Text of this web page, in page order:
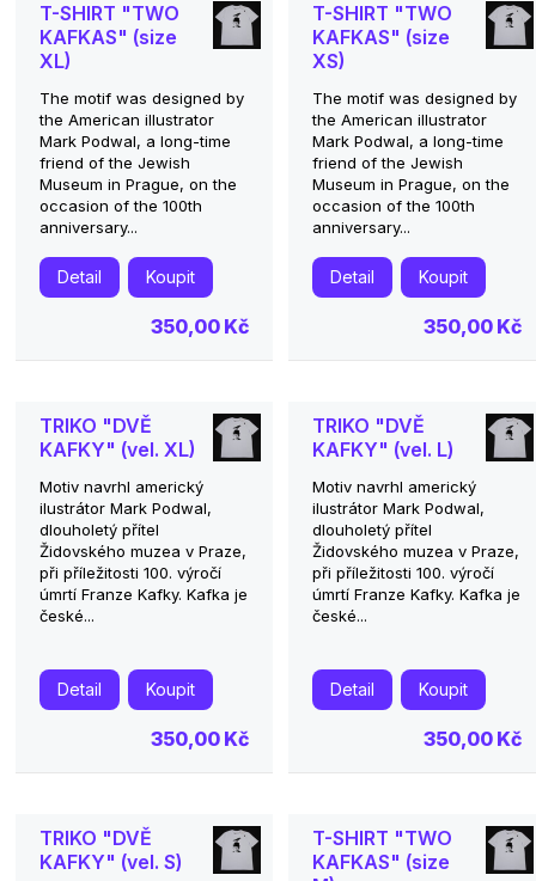
T-SHIRT "TWO
KAFKAS" (size
XL)
The motif was designed by
the American illustrator
Mark Podwal, a long-time
friend of the Jewish
Museum in Prague, on the
occasion of the 100th
anniversary...
350,00 Kč
Detail Koupit
T-SHIRT "TWO
KAFKAS" (size
XS)
The motif was designed by
the American illustrator
Mark Podwal, a long-time
friend of the Jewish
Museum in Prague, on the
occasion of the 100th
anniversary...
350,00 Kč
Detail Koupit
TRIKO "DVĚ
KAFKY" (vel. XL)
Motiv navrhl americký
ilustrátor Mark Podwal,
dlouholetý přítel
Židovského muzea v Praze,
při příležitosti 100. výročí
úmrtí Franze Kafky. Kafka je
české...
350,00 Kč
Detail Koupit
TRIKO "DVĚ
KAFKY" (vel. L)
Motiv navrhl americký
ilustrátor Mark Podwal,
dlouholetý přítel
Židovského muzea v Praze,
při příležitosti 100. výročí
úmrtí Franze Kafky. Kafka je
české...
350,00 Kč
Detail Koupit
TRIKO "DVĚ
KAFKY" (vel. S)
T-SHIRT "TWO
KAFKAS" (size